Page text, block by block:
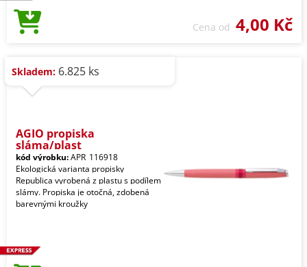
Cena od 4,00 Kč
Skladem: 6.825 ks
AGIO propiska
sláma/plast
kód výrobku:APR_116918
Ekologická varianta propisky
Republica vyrobená z plastu s podílem
slámy. Propiska je otočná, zdobená
barevnými kroužky